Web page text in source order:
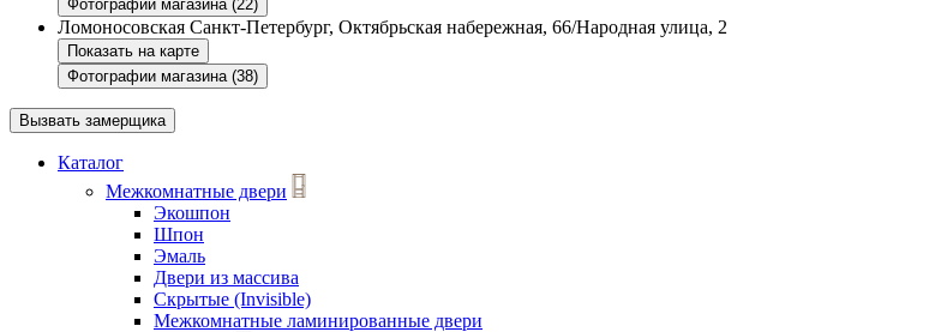
Фотографии магазина (22)
Ломоносовская Санкт-Петербург, Октябрьская набережная, 66/Народная улица, 2
Показать на карте
Фотографии магазина (38)
Вызвать замерщика
Каталог
Межкомнатные двери
Экошпон
Шпон
Эмаль
Двери из массива
Скрытые (Invisible)
Межкомнатные ламинированные двери